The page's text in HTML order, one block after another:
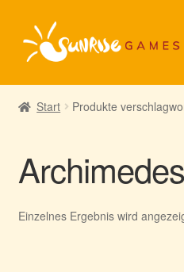
Zur
Navigation
Zum
Inhalt
► Startseite
► Support/Hilfe
► Mein Konto
Start Produkte
Einzelnes Ergebnis wird